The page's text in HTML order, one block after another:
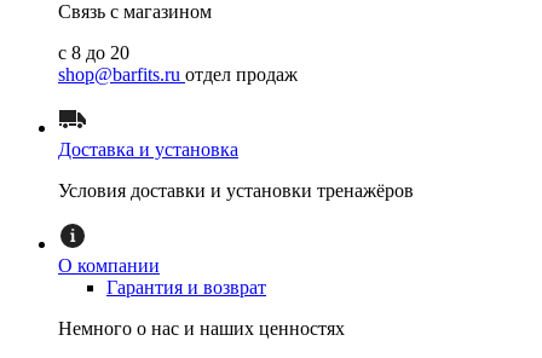
Связь с магазином
с 8 до 20
shop@barfits.ru отдел продаж
Доставка и установка
Условия доставки и установки тренажёров
О компании
Гарантия и возврат
Немного о нас и наших ценностях